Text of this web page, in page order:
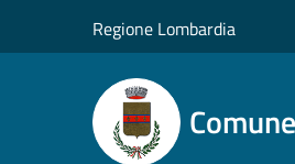
Regione Lombardia